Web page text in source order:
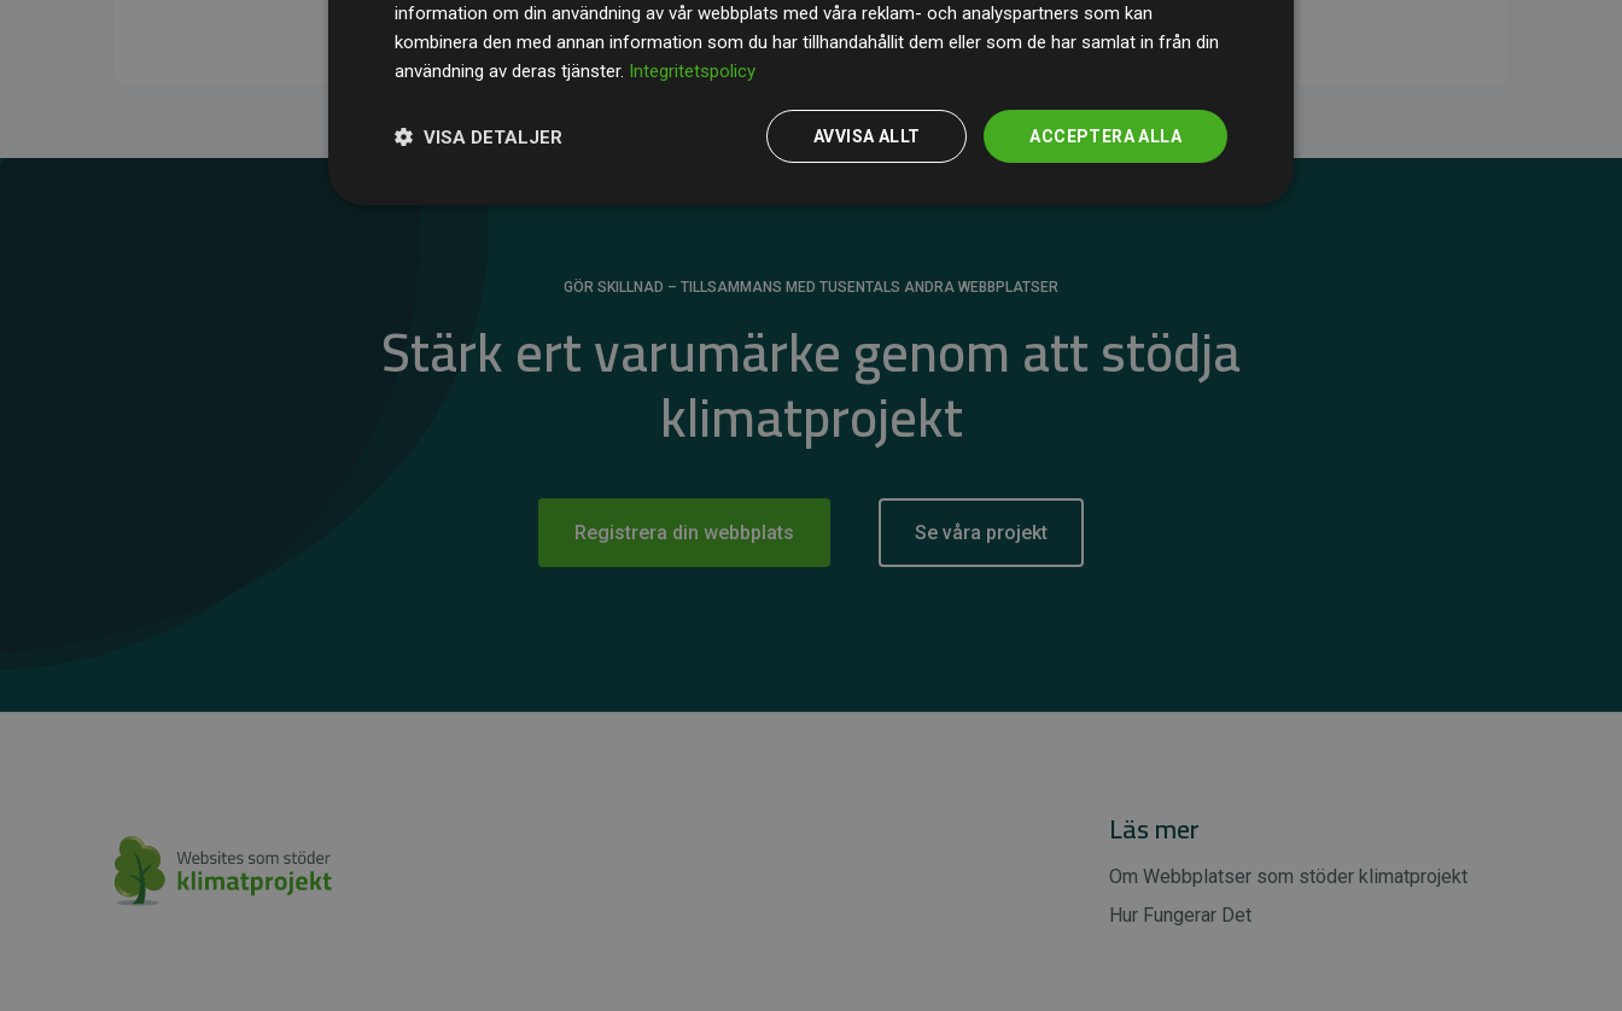
klimatnytta.
GÖR SKILLNAD – TILLSAMMANS MED TUSENTALS ANDRA WEBBPLATSER
Stärk ert varumärke genom att stödja
klimatprojekt
Registrera din webbplats Se våra projekt
Läs mer
Om Webbplatser som stöder klimatprojekt
Hur Fungerar Det
information om din användning av vår webbplats med våra reklam- och analyspartners som kan
kombinera den med annan information som du har tillhandahållit dem eller som de har samlat in från din
användning av deras tjänster. Integritetspolicy
ACCEPTERA ALLA
AVVISA ALLT
VISA DETALJER